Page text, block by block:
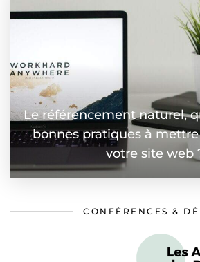
Le référencement naturel,
bonnes pratiques à
votre site web
CONFÉRENCES &